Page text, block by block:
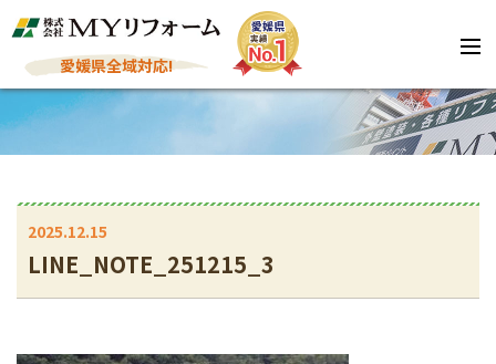
愛媛県全域対応!
2025.12.15
LINE_NOTE_251215_3